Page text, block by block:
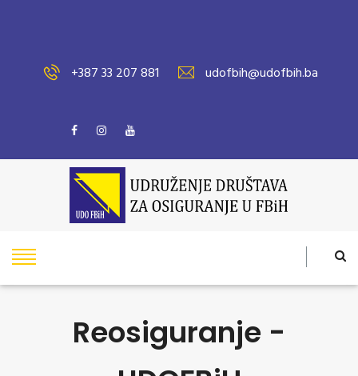
+387 33 207 881 udofbih@udofbih.ba
Reosiguranje -